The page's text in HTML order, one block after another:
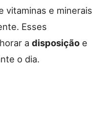
vitaminas e minerais
Esses
a disposição e
o dia.